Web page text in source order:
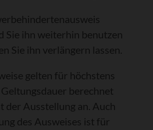
Sie ihn weiterhin benutzen
Sie ihn verlängern lassen.
gelten für höchstens
berechnet
der Ausstellung an. Auch
des Ausweises ist für